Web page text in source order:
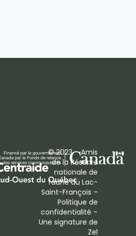
© 2023 – Amis
de la Réserve
nationale de
faune du Lac-
Saint-François –
Politique de
confidentialité –
Une signature de
Zel